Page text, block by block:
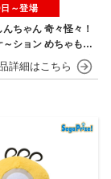
ちゃん 奇々怪々！
ション めちゃもふ
み～おすわりポーズ
日～登場